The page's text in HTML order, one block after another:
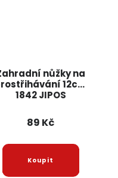
nůžky na
12cm
1842 JIPOS
89 Kč